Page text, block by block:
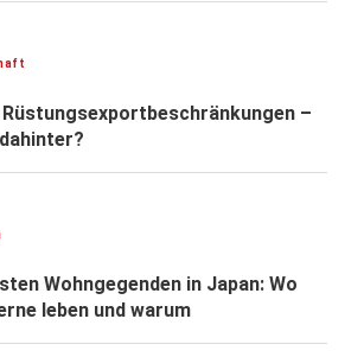
–
Wohngegenden in Japan: Wo
leben und warum